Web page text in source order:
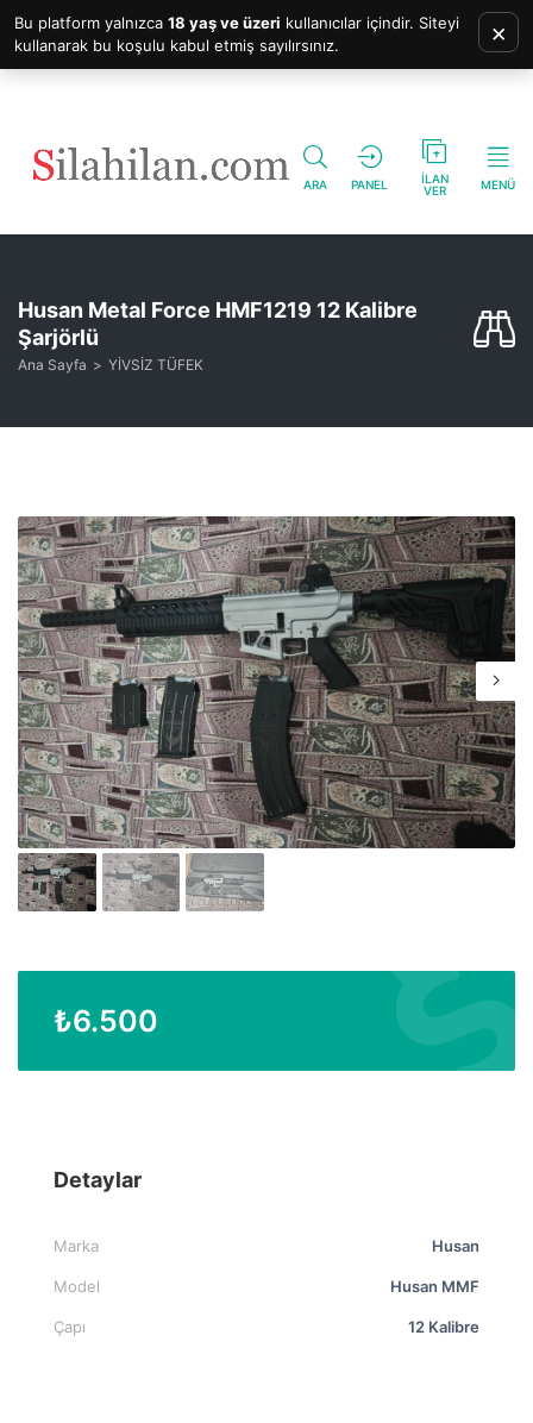
ARA PANEL
İLAN
VER
MENÜ
Husan Metal Force HMF1219 12 Kalibre
Şarjörlü
Ana Sayfa YİVSİZ TÜFEK
₺6.500
Detaylar
Marka Husan
Model Husan MMF
Çapı 12 Kalibre
Bu platform yalnızca 18 yaş ve üzeri kullanıcılar içindir. Siteyi
kullanarak bu koşulu kabul etmiş sayılırsınız.
×